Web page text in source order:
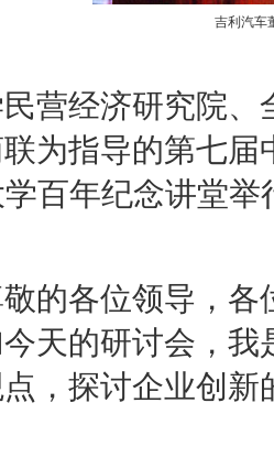
吉利汽车
经济研究院、
为指导的第七
百年纪念讲堂举
各位领导，各
天的研讨会，
，探讨企业创